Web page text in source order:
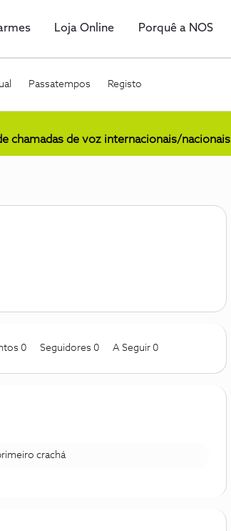
Loja Online Porquê a NOS
Passatempos Registo
chamadas de voz internacionais/nacionais
0 Seguidores 0 A Seguir 0
crachá